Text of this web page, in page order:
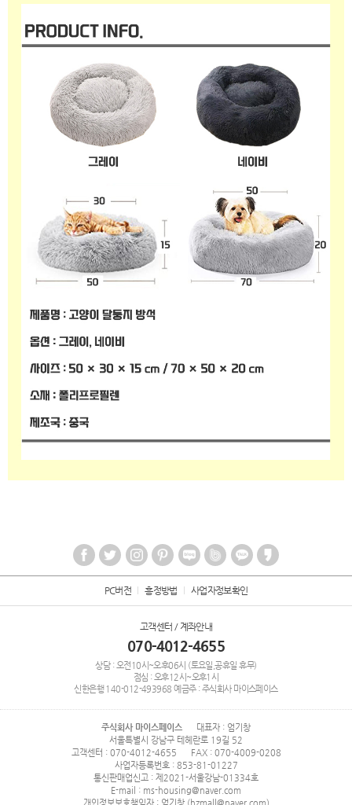
PC버전 흥정방법 사업자정보확인
고객센터 / 계좌안내
070-4012-4655
상담 : 오전10시~오후06시 (토요일,공휴일 휴무)
점심 : 오후12시~오후1시
신한은행140-012-493968 예금주 : 주식회사 마이스페이스
주식회사 마이스페이스
대표자 : 엄기창
서울특별시 강남구 테헤란로 19길 52
고객센터 : 070-4012-4655
FAX : 070-4009-0208
사업자등록번호 : 853-81-01227
통신판매업신고 : 제2021-서울강남-01334호
E-mail : ms-housing@naver.com
개인정보보호책임자 : 엄기창 (hzmall@naver.com)